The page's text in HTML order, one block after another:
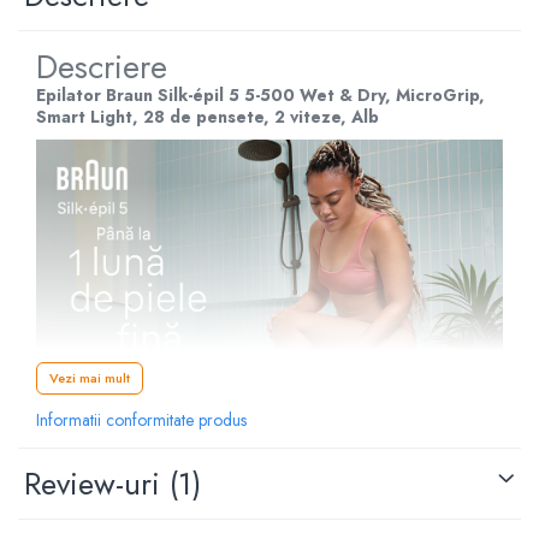
Descriere
Epilator Braun Silk-épil 5 5-500 Wet & Dry, MicroGrip,
Smart Light, 28 de pensete, 2 viteze, Alb
Vezi mai mult
Informatii conformitate produs
Review-uri (1)